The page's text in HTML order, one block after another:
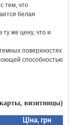
тем, что
белая
же цену, что и
поверхностях
способностью
визитницы)
Ціна, грн